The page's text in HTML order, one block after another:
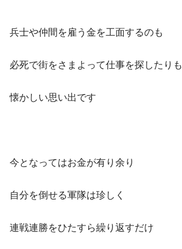
兵士や仲間を雇う金を工面するのも
必死で街をさまよって仕事を探したりも
懐かしい思い出です
今となってはお金が有り余り
自分を倒せる軍隊は珍しく
連戦連勝をひたすら繰り返すだけ